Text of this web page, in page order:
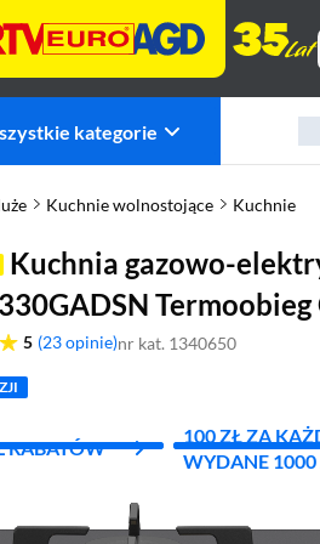
kategorie
Kuchnie wolnostojące Kuchnie
Kuchnia gazowo-
5 23 opinie nr kat. 1340650
RABATÓW
100 ZŁ ZA
WYDANE 1000